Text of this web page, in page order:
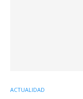
ACTUALIDAD